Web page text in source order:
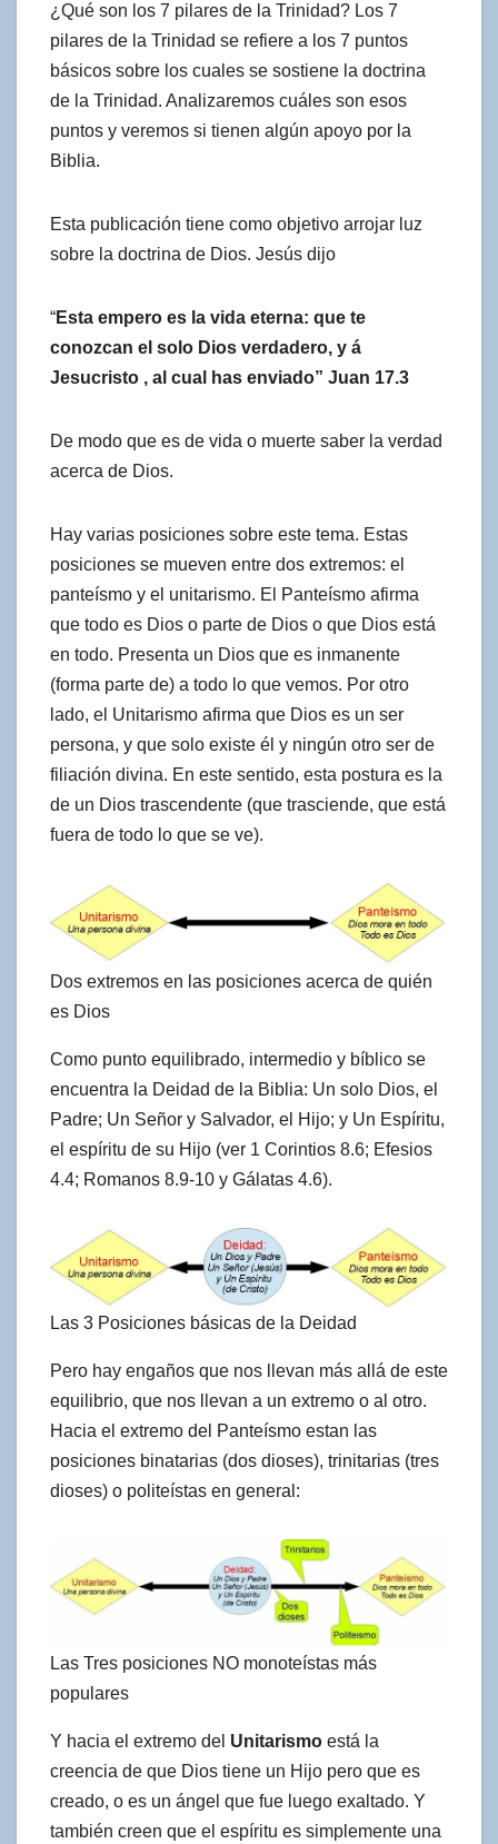
¿Qué son los 7 pilares de la Trinidad? Los 7
pilares de la Trinidad se refiere a los 7 puntos
básicos sobre los cuales se sostiene la doctrina
de la Trinidad. Analizaremos cuáles son esos
puntos y veremos si tienen algún apoyo por la
Biblia.
Esta publicación tiene como objetivo arrojar luz
sobre la doctrina de Dios. Jesús dijo
“Esta empero es la vida eterna: que te
conozcan el solo Dios verdadero, y á
Jesucristo , al cual has enviado” Juan 17.3
De modo que es de vida o muerte saber la verdad
acerca de Dios.
Hay varias posiciones sobre este tema. Estas
posiciones se mueven entre dos extremos: el
panteísmo y el unitarismo. El Panteísmo afirma
que todo es Dios o parte de Dios o que Dios está
en todo. Presenta un Dios que es inmanente
(forma parte de) a todo lo que vemos. Por otro
lado, el Unitarismo afirma que Dios es un ser
persona, y que solo existe él y ningún otro ser de
filiación divina. En este sentido, esta postura es la
de un Dios trascendente (que trasciende, que está
fuera de todo lo que se ve).
Dos extremos en las posiciones acerca de quién
es Dios
Como punto equilibrado, intermedio y bíblico se
encuentra la Deidad de la Biblia: Un solo Dios, el
Padre; Un Señor y Salvador, el Hijo; y Un Espíritu,
el espíritu de su Hijo (ver 1 Corintios 8.6; Efesios
4.4; Romanos 8.9-10 y Gálatas 4.6).
Las 3 Posiciones básicas de la Deidad
Pero hay engaños que nos llevan más allá de este
equilibrio, que nos llevan a un extremo o al otro.
Hacia el extremo del Panteísmo estan las
posiciones binatarias (dos dioses), trinitarias (tres
dioses) o politeístas en general:
Las Tres posiciones NO monoteístas más
populares
Y hacia el extremo del Unitarismo está la
creencia de que Dios tiene un Hijo pero que es
creado, o es un ángel que fue luego exaltado. Y
también creen que el espíritu es simplemente una